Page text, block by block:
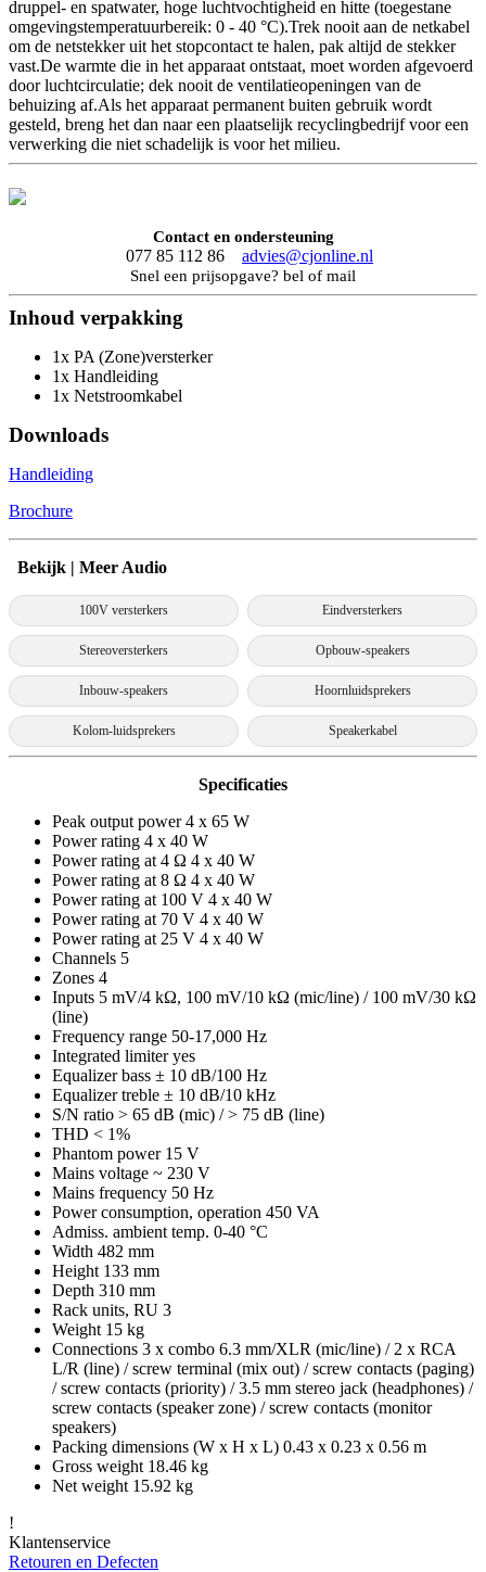
druppel- en spatwater, hoge luchtvochtigheid en hitte (toegestane
omgevingstemperatuurbereik: 0 - 40 °C).Trek nooit aan de netkabel
om de netstekker uit het stopcontact te halen, pak altijd de stekker
vast.De warmte die in het apparaat ontstaat, moet worden afgevoerd
door luchtcirculatie; dek nooit de ventilatieopeningen van de
behuizing af.Als het apparaat permanent buiten gebruik wordt
gesteld, breng het dan naar een plaatselijk recyclingbedrijf voor een
verwerking die niet schadelijk is voor het milieu.
Contact en ondersteuning
077 85 112 86 advies@cjonline.nl
Snel een prijsopgave? bel of mail
Inhoud verpakking
1x PA (Zone)versterker
1x Handleiding
1x Netstroomkabel
Downloads
Handleiding
Brochure
Bekijk | Meer Audio
100V versterkers Eindversterkers
Stereoversterkers Opbouw-speakers
Inbouw-speakers Hoornluidsprekers
Kolom-luidsprekers Speakerkabel
Specificaties
Peak output power 4 x 65 W
Power rating 4 x 40 W
Power rating at 4 Ω 4 x 40 W
Power rating at 8 Ω 4 x 40 W
Power rating at 100 V 4 x 40 W
Power rating at 70 V 4 x 40 W
Power rating at 25 V 4 x 40 W
Channels 5
Zones 4
Inputs 5 mV/4 kΩ, 100 mV/10 kΩ (mic/line) / 100 mV/30 kΩ
(line)
Frequency range 50-17,000 Hz
Integrated limiter yes
Equalizer bass ± 10 dB/100 Hz
Equalizer treble ± 10 dB/10 kHz
S/N ratio > 65 dB (mic) / > 75 dB (line)
THD < 1%
Phantom power 15 V
Mains voltage ~ 230 V
Mains frequency 50 Hz
Power consumption, operation 450 VA
Admiss. ambient temp. 0-40 °C
Width 482 mm
Height 133 mm
Depth 310 mm
Rack units, RU 3
Weight 15 kg
Connections 3 x combo 6.3 mm/XLR (mic/line) / 2 x RCA
L/R (line) / screw terminal (mix out) / screw contacts (paging)
/ screw contacts (priority) / 3.5 mm stereo jack (headphones) /
screw contacts (speaker zone) / screw contacts (monitor
speakers)
Packing dimensions (W x H x L) 0.43 x 0.23 x 0.56 m
Gross weight 18.46 kg
Net weight 15.92 kg
!
Klantenservice
Retouren en Defecten